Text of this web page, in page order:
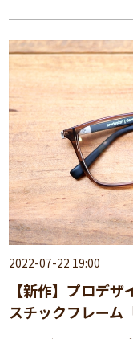
2022-07-22 19:00
【新作】プロデ
スチックフレー